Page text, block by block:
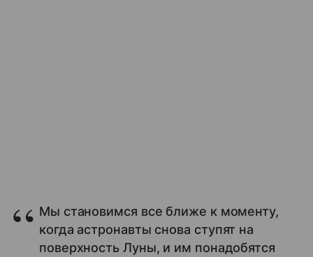
Мы становимся все ближе к моменту,
когда астронавты снова ступят на
поверхность Луны, и им понадобятся